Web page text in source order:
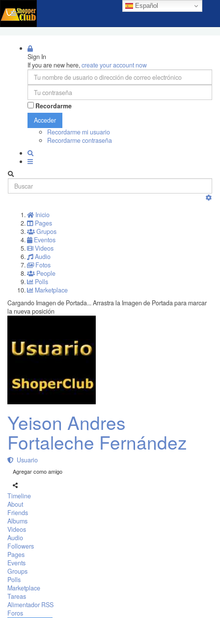
Español
Sign In
If you are new here,create your account now
Recordarme
Acceder
Recordarme mi usuario
Recordarme contraseña
Inicio
Pages
Grupos
Eventos
Videos
Audio
Fotos
People
Polls
Marketplace
Cargando Imagen de Portada... Arrastra la Imagen de Portada para marcar
la nueva posición
Yeison Andres
Fortaleche Fernández
Usuario
Agregar como amigo
Timeline
About
Friends
Albums
Videos
Audio
Followers
Pages
Events
Groups
Polls
Marketplace
Tareas
Alimentador RSS
Foros